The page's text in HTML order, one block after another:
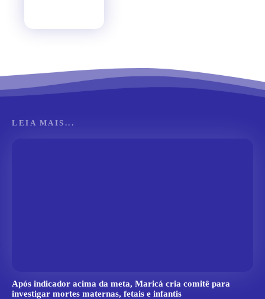
LEIA MAIS...
Após indicador acima da meta, Maricá cria comitê para
investigar mortes maternas, fetais e infantis